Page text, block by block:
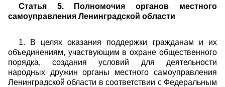
Статья 5. Полномочия органов местного
самоуправления Ленинградской области
1. В целях оказания поддержки гражданам и их
объединениям, участвующим в охране общественного
порядка, создания условий для деятельности
народных дружин органы местного самоуправления
Ленинградской области в соответствии с Федеральным